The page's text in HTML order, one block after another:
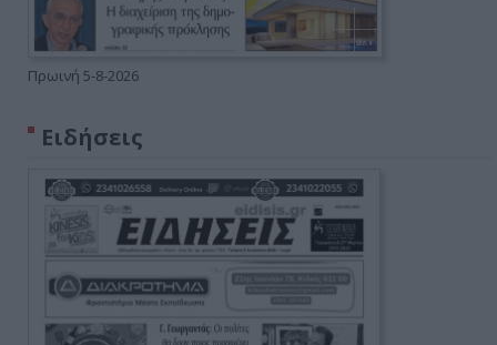
Πρωινή 5-8-2026
Ειδήσεις